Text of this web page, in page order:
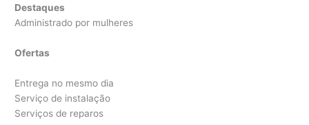
Destaques
Administrado por mulheres
Ofertas
Entrega no mesmo dia
Serviço de instalação
Serviços de reparos